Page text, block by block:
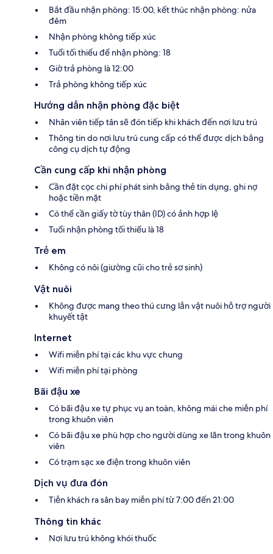
Bắt đầu nhận phòng: 15:00, kết thúc nhận phòng: nửa
đêm
Nhận phòng không tiếp xúc
Tuổi tối thiểu để nhận phòng: 18
Giờ trả phòng là 12:00
Trả phòng không tiếp xúc
Hướng dẫn nhận phòng đặc biệt
Nhân viên tiếp tân sẽ đón tiếp khi khách đến nơi lưu trú
Thông tin do nơi lưu trú cung cấp có thể được dịch bằng
công cụ dịch tự động
Cần cung cấp khi nhận phòng
Cần đặt cọc chi phí phát sinh bằng thẻ tín dụng, ghi nợ
hoặc tiền mặt
Có thể cần giấy tờ tùy thân (ID) có ảnh hợp lệ
Tuổi nhận phòng tối thiểu là 18
Trẻ em
Không có nôi (giường cũi cho trẻ sơ sinh)
Vật nuôi
Không được mang theo thú cưng lẫn vật nuôi hỗ trợ người
khuyết tật
Internet
Wifi miễn phí tại các khu vực chung
Wifi miễn phí tại phòng
Bãi đậu xe
Có bãi đậu xe tự phục vụ an toàn, không mái che miễn phí
trong khuôn viên
Có bãi đậu xe phù hợp cho người dùng xe lăn trong khuôn
viên
Có trạm sạc xe điện trong khuôn viên
Dịch vụ đưa đón
Tiễn khách ra sân bay miễn phí từ 7:00 đến 21:00
Thông tin khác
Nơi lưu trú không khói thuốc